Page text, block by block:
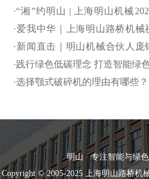
企业认定
·“湘”约明山 | 上海明山机械
械、砂石尾矿展闪亮登场
·爱我中华｜上海明山路桥机械
庆快乐
·新闻直击｜明山机械合伙人庞
参加国庆招待会
·践行绿色低碳理念 打造智能绿
·选择颚式破碎机的理由有哪些？
明山 · 专注智能与绿
Copyright © 2005-2025 上海明山路桥